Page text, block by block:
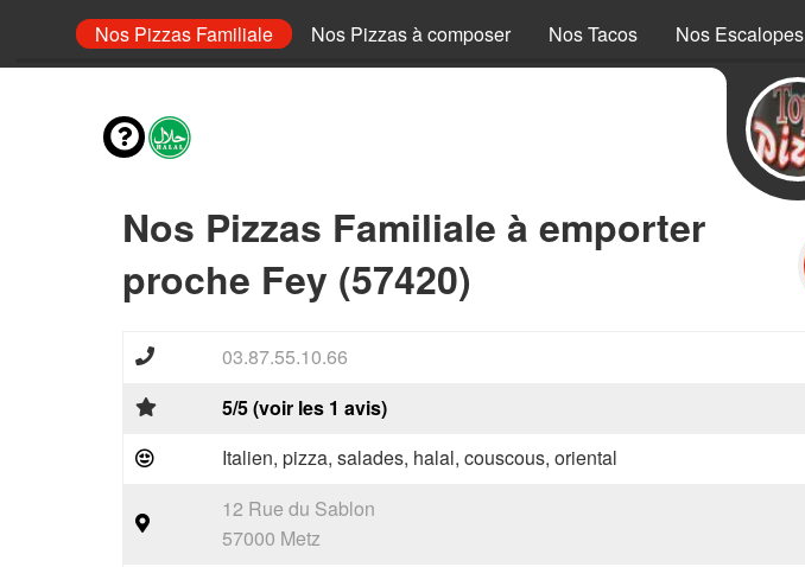
Nos Pizzas Familiale Nos Pizzas à composer Nos Tacos Nos Escalopes
Nos Pizzas Familiale à emporter
proche Fey (57420)
03.87.55.10.66
5/5 (voir les 1 avis)
Italien, pizza, salades, halal, couscous, oriental
12 Rue du Sablon
57000 Metz